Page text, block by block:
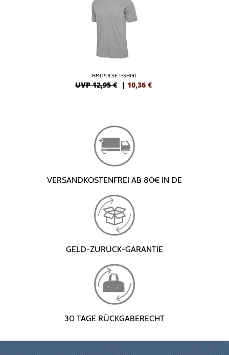
HMLPULSE T-SHIRT
UVP 12,95 € | 10,36 €
VERSANDKOSTENFREI AB 80€ IN DE
GELD-ZURÜCK-GARANTIE
30 TAGE RÜCKGABERECHT